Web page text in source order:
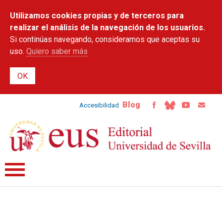
contenido
principal
Utilizamos cookies propias y de terceros para
realizar el análisis de la navegación de los usuarios.
Si continúas navegando, consideramos que aceptas su
uso. Quiero saber más
Accesibilidad Blog